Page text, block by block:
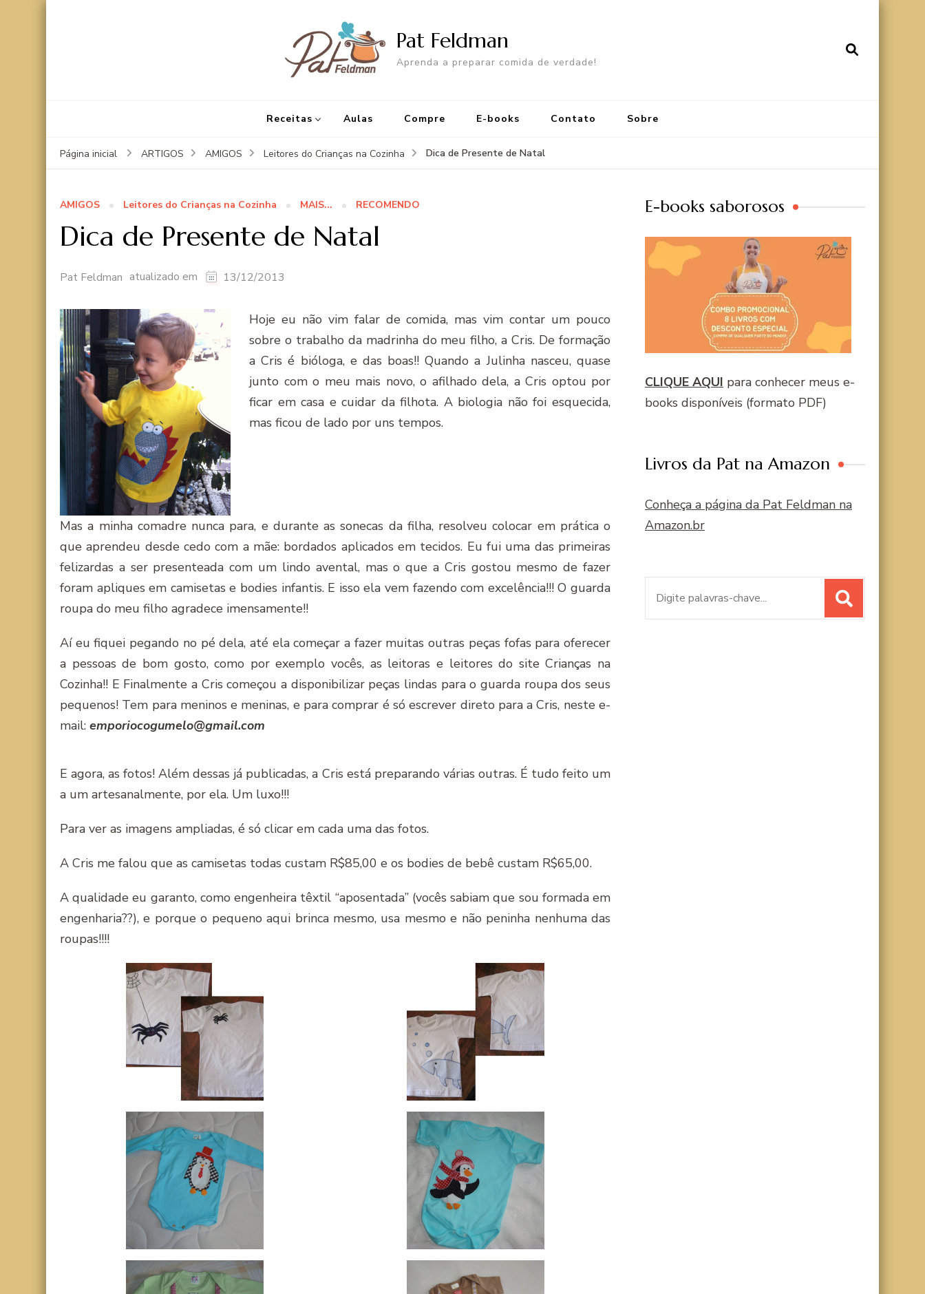
Pat Feldman
Aprenda a preparar comida de verdade!
Receitas Aulas Compre E-books Contato Sobre
Página inicial ARTIGOS AMIGOS Leitores do Crianças na Cozinha Dica de Presente de Natal
AMIGOS Leitores do Crianças na Cozinha MAIS... RECOMENDO
Dica de Presente de Natal
Pat Feldman atualizado em 13/12/2013
Hoje eu não vim falar de comida, mas vim contar um pouco
sobre o trabalho da madrinha do meu filho, a Cris. De formação
a Cris é bióloga, e das boas!! Quando a Julinha nasceu, quase
junto com o meu mais novo, o afilhado dela, a Cris optou por
ficar em casa e cuidar da filhota. A biologia não foi esquecida,
mas ficou de lado por uns tempos.
Mas a minha comadre nunca para, e durante as sonecas da filha, resolveu colocar em prática o
que aprendeu desde cedo com a mãe: bordados aplicados em tecidos. Eu fui uma das primeiras
felizardas a ser presenteada com um lindo avental, mas o que a Cris gostou mesmo de fazer
foram apliques em camisetas e bodies infantis. E isso ela vem fazendo com excelência!!! O guarda
roupa do meu filho agradece imensamente!!
Aí eu fiquei pegando no pé dela, até ela começar a fazer muitas outras peças fofas para oferecer
a pessoas de bom gosto, como por exemplo vocês, as leitoras e leitores do site Crianças na
Cozinha!! E Finalmente a Cris começou a disponibilizar peças lindas para o guarda roupa dos seus
pequenos! Tem para meninos e meninas, e para comprar é só escrever direto para a Cris, neste e-
mail: emporiocogumelo@gmail.com
E agora, as fotos! Além dessas já publicadas, a Cris está preparando várias outras. É tudo feito um
a um artesanalmente, por ela. Um luxo!!!
Para ver as imagens ampliadas, é só clicar em cada uma das fotos.
A Cris me falou que as camisetas todas custam R$85,00 e os bodies de bebê custam R$65,00.
A qualidade eu garanto, como engenheira têxtil “aposentada” (vocês sabiam que sou formada em
engenharia??), e porque o pequeno aqui brinca mesmo, usa mesmo e não peninha nenhuma das
roupas!!!!
E-books saborosos
CLIQUE AQUI para conhecer meus e-
books disponíveis (formato PDF)
Livros da Pat na Amazon
Conheça a página da Pat Feldman na
Amazon.br